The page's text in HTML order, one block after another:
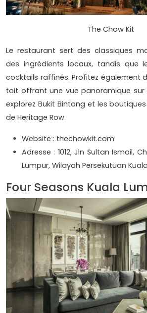
The Chow Kit
Le restaurant sert des classiques
des ingrédients locaux, tandis que
cocktails raffinés. Profitez également
toit offrant une vue panoramique sur
explorez Bukit Bintang et les
de Heritage Row.
Website : thechowkit.com
Adresse : 1012, Jln Sultan Ismail,
Lumpur, Wilayah Persekutuan
Four Seasons Kuala